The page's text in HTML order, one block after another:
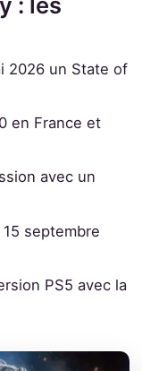
2026 un State of
en France et
avec un
septembre
PS5 avec la